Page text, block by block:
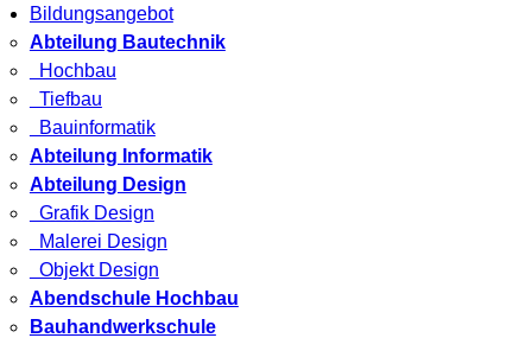
Bildungsangebot
Abteilung Bautechnik
Hochbau
Tiefbau
Bauinformatik
Abteilung Informatik
Abteilung Design
Grafik Design
Malerei Design
Objekt Design
Abendschule Hochbau
Bauhandwerkschule